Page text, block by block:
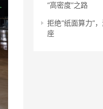
“高密度”之路
拒绝“纸面算力”
座